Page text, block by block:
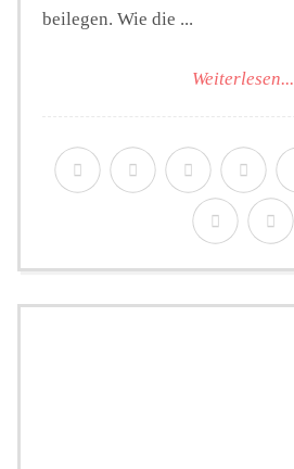
beilegen. Wie die ...
Weiterlesen...